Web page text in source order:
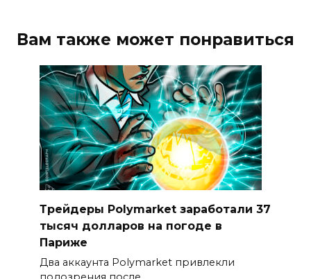
Вам также может понравиться
Трейдеры Polymarket заработали 37
тысяч долларов на погоде в
Париже
Два аккаунта Polymarket привлекли